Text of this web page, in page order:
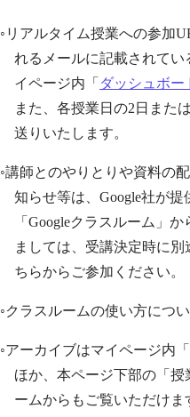
◦リアルタイム授業への参加
れるメールに記載されて
イページ内「 ダッシュボー
また、各授業日の2日また
送りいたします。
◦講師とのやりとりや資料の
知らせ等は、Google社が
「Googleクラスルーム」
ましては、受講決定時に
ちらからご参加ください。
◦クラスルームの使い方につ
◦アーカイブはマイページ内「
ほか、本ページ下部の「
ームからもご覧いただけま